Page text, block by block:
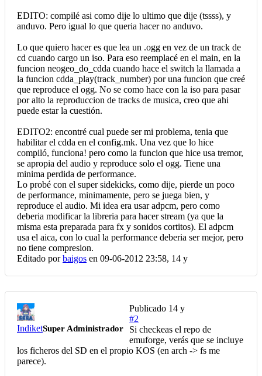
EDITO: compilé asi como dije lo ultimo que dije (tssss), y
anduvo. Pero igual lo que queria hacer no anduvo.
Lo que quiero hacer es que lea un .ogg en vez de un track de
cd cuando cargo un iso. Para eso reemplacé en el main, en la
funcion neogeo_do_cdda cuando hace el switch la llamada a
la funcion cdda_play(track_number) por una funcion que creé
que reproduce el ogg. No se como hace con la iso para pasar
por alto la reproduccion de tracks de musica, creo que ahi
puede estar la cuestión.
EDITO2: encontré cual puede ser mi problema, tenia que
habilitar el cdda en el config.mk. Una vez que lo hice
compiló, funciona! pero como la funcion que hice usa tremor,
se apropia del audio y reproduce solo el ogg. Tiene una
minima perdida de performance.
Lo probé con el super sidekicks, como dije, pierde un poco
de performance, minimamente, pero se juega bien, y
reproduce el audio. Mi idea era usar adpcm, pero como
deberia modificar la libreria para hacer stream (ya que la
misma esta preparada para fx y sonidos cortitos). El adpcm
usa el aica, con lo cual la performance deberia ser mejor, pero
no tiene compresion.
Editado porbaigos en 09-06-2012 23:58, 14 y
IndiketSuper Administrador
Publicado 14 y
#2
Si checkeas el repo de
emuforge, verás que se incluye
los ficheros del SD en el propio KOS (en arch -> fs me
parece).